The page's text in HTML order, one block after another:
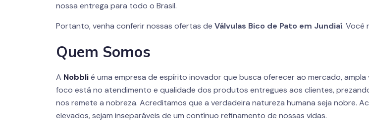
nossa entrega para todo o Brasil.
Portanto, venha conferir nossas ofertas deVálvulas Bico de Pato em Jundiaí. Você
Quem Somos
A Nobblié uma empresa de espírito inovador que busca oferecer ao mercado,
foco está no atendimento e qualidade dos produtos entregues aos clientes,
nos remete a nobreza. Acreditamos que a verdadeira natureza humana seja nobre.
elevados, sejam inseparáveis de um contínuo refinamento de nossas vidas.